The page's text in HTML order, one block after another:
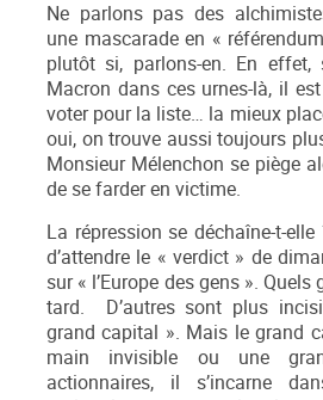
Ne parlons pas des
une mascarade en «
plutôt si, parlons-en. En effet,
Macron dans ces urnes-là, il
voter pour la liste… la mieux
oui, on trouve aussi toujours
Monsieur Mélenchon se piège
de se farder en victime.
La répression se déchaîne-t-
d’attendre le « verdict » de
sur « l’Europe des gens ».
tard. D’autres sont plus
grand capital ». Mais le grand
main invisible ou une
actionnaires, il s’incarne